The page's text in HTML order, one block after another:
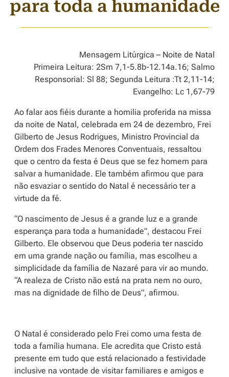
para toda a humanidade
Mensagem Litúrgica – Noite de Natal
Primeira Leitura: 2Sm 7,1-5.8b-12.14a.16; Salmo
Responsorial: Sl 88; Segunda Leitura :Tt 2,11-14;
Evangelho: Lc 1,67-79
Ao falar aos fiéis durante a homilia proferida na missa
da noite de Natal, celebrada em 24 de dezembro, Frei
Gilberto de Jesus Rodrigues, Ministro Provincial da
Ordem dos Frades Menores Conventuais, ressaltou
que o centro da festa é Deus que se fez homem para
salvar a humanidade. Ele também afirmou que para
não esvaziar o sentido do Natal é necessário ter a
virtude da fé.
“O nascimento de Jesus é a grande luz e a grande
esperança para toda a humanidade”, destacou Frei
Gilberto. Ele observou que Deus poderia ter nascido
em uma grande nação ou família, mas escolheu a
simplicidade da família de Nazaré para vir ao mundo.
“A realeza de Cristo não está na prata nem no ouro,
mas na dignidade de filho de Deus”, afirmou.
O Natal é considerado pelo Frei como uma festa de
toda a família humana. Ele acredita que Cristo está
presente em tudo que está relacionado a festividade
inclusive na vontade de visitar familiares e amigos e